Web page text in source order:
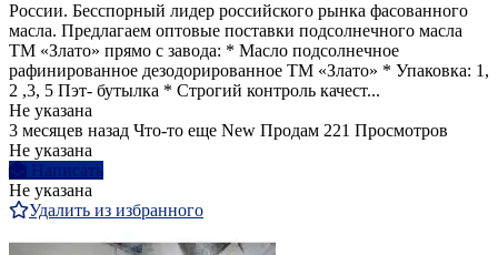
России. Бесспорный лидер российского рынка фасованного
масла. Предлагаем оптовые поставки подсолнечного масла
ТМ «Злато» прямо с завода: * Масло подсолнечное
рафинированное дезодорированное ТМ «Злато» * Упаковка: 1,
2 ,3, 5 Пэт- бутылка * Строгий контроль качест...
Не указана
3 месяцев назад Что-то еще New Продам 221 Просмотров
Не указана
Написать
Не указана
Удалить из избранного